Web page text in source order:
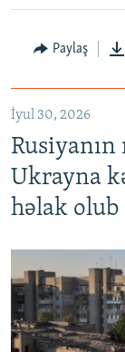
Paylaş
İyul 30, 2026
Ukrayna
həlak olub